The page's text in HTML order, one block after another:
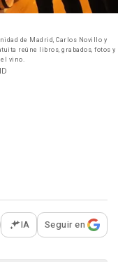
de Madrid, Carlos Novillo y
reúne libros, grabados, fotos y
vino.
opciones para
IA Seguir en